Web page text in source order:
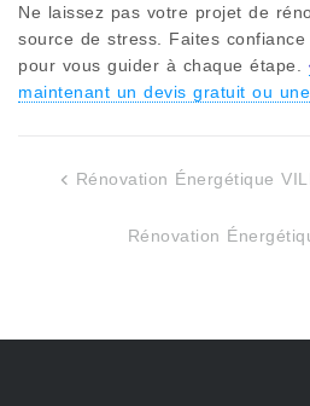
Ne laissez pas votre projet de
source de stress. Faites
pour vous guider à chaque étape.
maintenant un devis gratuit ou
Rénovation Énergétique
Rénovation